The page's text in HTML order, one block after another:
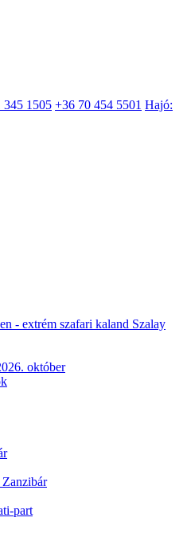
345 1505 +36 70 454 5501 Hajó:
- extrém szafari kaland Szalay
október
Zanzibár
part